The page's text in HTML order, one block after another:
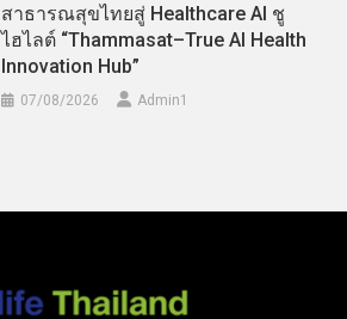
สาธารณสุขไทยสู่ Healthcare AI ชู
ไฮไลต์ “Thammasat–True AI Health
Innovation Hub”
07/08/2026 Admin​1